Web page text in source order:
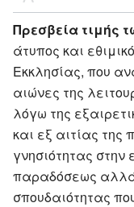
Πρεσβεία τιμής
άτυπος και
Εκκλησίας, που
αιώνες της
λόγω της
και εξ αιτίας της
γνησιότητας στην
παραδόσεως αλλά
σπουδαιότητας